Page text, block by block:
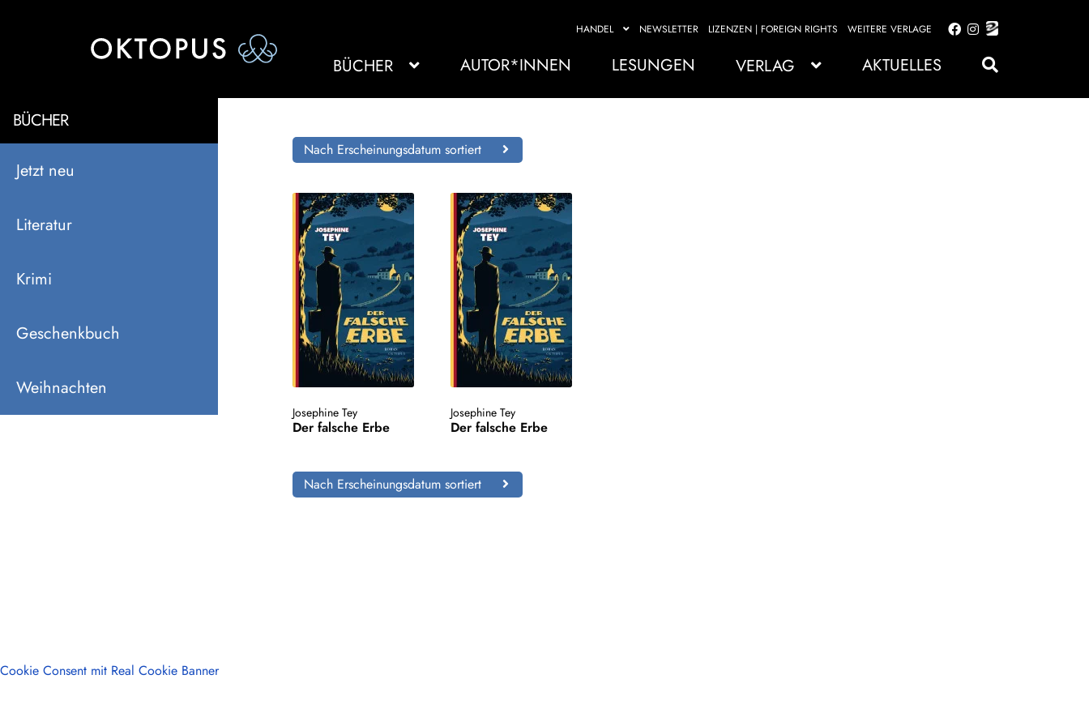
HANDEL NEWSLETTER LIZENZEN | FOREIGN RIGHTS WEITERE VERLAGE
Zur
springen
Zum
springen
BÜCHER AUTOR*INNEN LESUNGEN VERLAG AKTUELLES
BÜCHER
Jetzt neu
Literatur
Krimi
Geschenkbuch
Weihnachten
Nach Erscheinungsdatum sortiert
Josephine Tey
Der falsche Erbe
Josephine Tey
Der falsche Erbe
Nach Erscheinungsdatum sortiert
Cookie Consent mit Real Cookie Banner